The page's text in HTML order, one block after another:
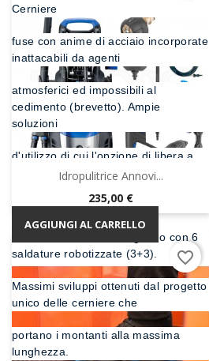
Cerniere
fuse con anime di acciaio incorporate
inattacabili da agenti
atmosferici ed impossibili al
cedimento (brevetto). Ampie
soluzioni
d'utilizzo di cui l'opzione di libera a
cavalletto che permette l'apri
e chiudi strategico in ambienti chiusi.
Gradini esterni fissati ognuno con 6
saldature robotizzate (3+3).
Massimi sviluppi ottenuti dal progetto
unico delle cerniere che
portano i montanti alla massima
lunghezza.
Idropulitrice Annovi...
Prezzo
235,00 €
AGGIUNGI AL CARRELLO
favorite_border